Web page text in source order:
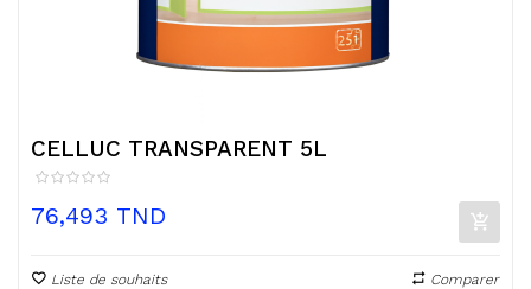
CELLUC TRANSPARENT 5L
Prix
76,493 TND
Liste de souhaits Comparer